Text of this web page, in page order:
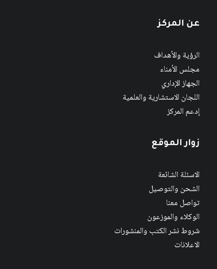
عن المركز
الرؤية والأهداف
مجلس الأمناء
الجهاز الإداري
اللجان الاستشارية والعلمية
إدعم المركز
زوار الموقع
الاسئلة الشائعة
الشحن والتوصيل
تواصل معنا
الوكلاء والموزعون
شروط نشر الكتب والمنشورات
الاعلانات